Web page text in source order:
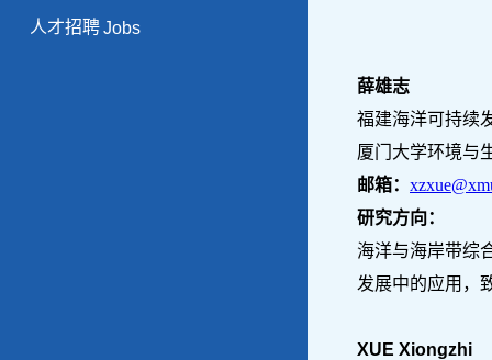
人才招聘 Jobs
薛雄志
福建海洋可持续
厦门大学环境与
邮箱：
研究方向：
海洋与海岸带综
发展中的应用，
XUE Xiongzhi